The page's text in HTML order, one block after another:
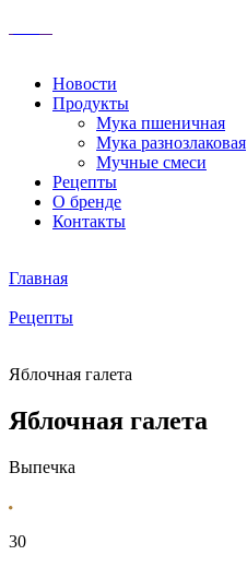
Новости
Продукты
Мука пшеничная
Мука разнозлаковая
Мучные смеси
Рецепты
О бренде
Контакты
Главная
Рецепты
Яблочная галета
Яблочная галета
Выпечка
30